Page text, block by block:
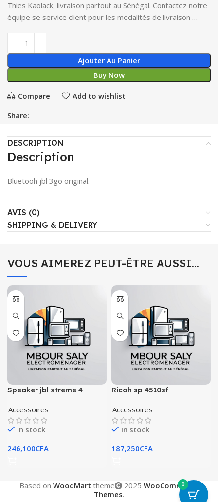
Thies Kaolack, livraison partout au Sénégal. Contactez notre
équipe se service client pour les modalités de livraison …
Ajouter Au Panier
Buy Now
Compare Add to wishlist
Share:
DESCRIPTION
Description
Bluetooh jbl 3go original.
AVIS (0)
SHIPPING & DELIVERY
VOUS AIMEREZ PEUT-ÊTRE AUSSI…
Speaker jbl xtreme 4
Accessoires
In stock
246,100CFA
Ricoh sp 4510sf
Accessoires
In stock
187,250CFA
Based on WoodMart theme 2025 WooCommerce
Themes.
0